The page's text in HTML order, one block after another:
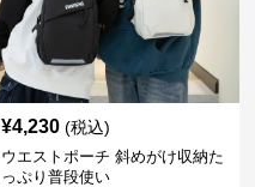
¥4,230 (税込)
ウエストポーチ 斜めがけ収納た
っぷり普段使い